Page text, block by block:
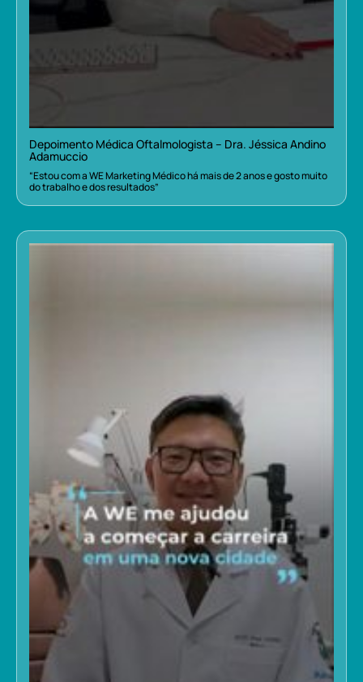
Depoimento Médica Oftalmologista – Dra. Jéssica Andino
Adamuccio
“Estou com a WE Marketing Médico há mais de 2 anos e gosto muito
do trabalho e dos resultados”